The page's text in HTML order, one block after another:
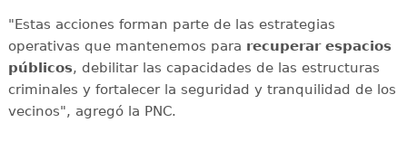
"Estas acciones forman parte de las estrategias
operativas que mantenemos para recuperar espacios
públicos, debilitar las capacidades de las estructuras
criminales y fortalecer la seguridad y tranquilidad de los
vecinos", agregó la PNC.